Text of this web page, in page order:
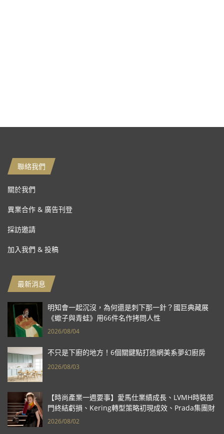
聯絡我們
關於我們
異業合作 & 廣告刊登
採訪邀請
加入我們 & 投稿
最新消息
明知會一起沉沒，為何還是刺下那一針？國巨典藏展
《蠍子與青蛙》用66件名作拷問人性
2026/08/04
不只是下廚的地方！6個關鍵點打造網美系夢幻廚房
2026/08/03
【時尚產業一週要事】愛馬仕業績成長、LVMH時裝部
門終結虧損、Kering轉型策略初現成效、Prada集團財
報亮眼
2026/08/02